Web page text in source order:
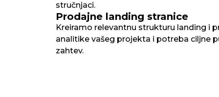
stručnjaci.
Prodajne landing stranice
Kreiramo relevantnu strukturu landing i
analitike vašeg projekta i potreba ciljne
zahtev.